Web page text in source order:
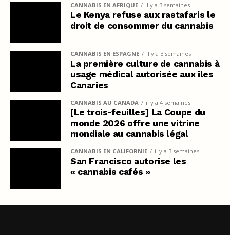
CANNABIS EN AFRIQUE il y a 3 semaines
Le Kenya refuse aux rastafaris le
droit de consommer du cannabis
CANNABIS EN ESPAGNE il y a 3 semaines
La première culture de cannabis à
usage médical autorisée aux îles
Canaries
CANNABIS AU CANADA il y a 4 semaines
[Le trois-feuilles] La Coupe du
monde 2026 offre une vitrine
mondiale au cannabis légal
CANNABIS EN CALIFORNIE il y a 3 semaines
San Francisco autorise les
« cannabis cafés »